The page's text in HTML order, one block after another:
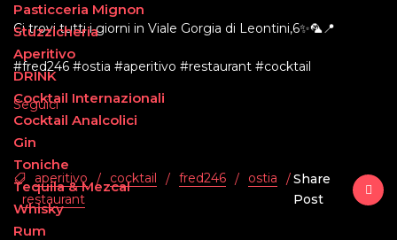
Pasticceria Mignon
Stuzzicheria
Aperitivo
DRINK
Cocktail Internazionali
Cocktail Analcolici
Gin
Toniche
Tequila & Mezcal
Whisky
Rum
Ci trovi tutti i giorni in Viale Gorgia di Leontini,6✨🦜📍
#fred246 #ostia #aperitivo #restaurant #cocktail
Seguici
aperitivo / cocktail / fred246 / ostia
/
restaurant
Share
Post